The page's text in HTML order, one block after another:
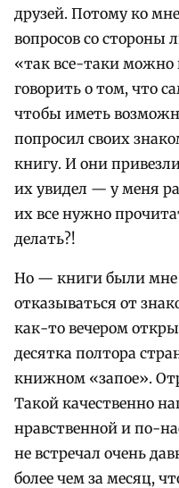
друзей. Потому ко
вопросов со стороны
«так все-таки можно
говорить о том, что
чтобы иметь
попросил своих
книгу. И они
их увидел — у меня
их все нужно
делать?!
Но — книги были мне
отказываться от
как-то вечером
десятка полтора
книжном «запое».
Такой качественно
нравственной и по-
не встречал очень
более чем за месяц,